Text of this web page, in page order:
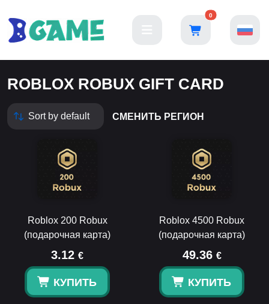
0
ROBLOX ROBUX GIFT CARD
СМЕНИТЬ РЕГИОН
Roblox 200 Robux
(подарочная карта)
3.12 €
КУПИТЬ
Roblox 4500 Robux
(подарочная карта)
49.36 €
КУПИТЬ